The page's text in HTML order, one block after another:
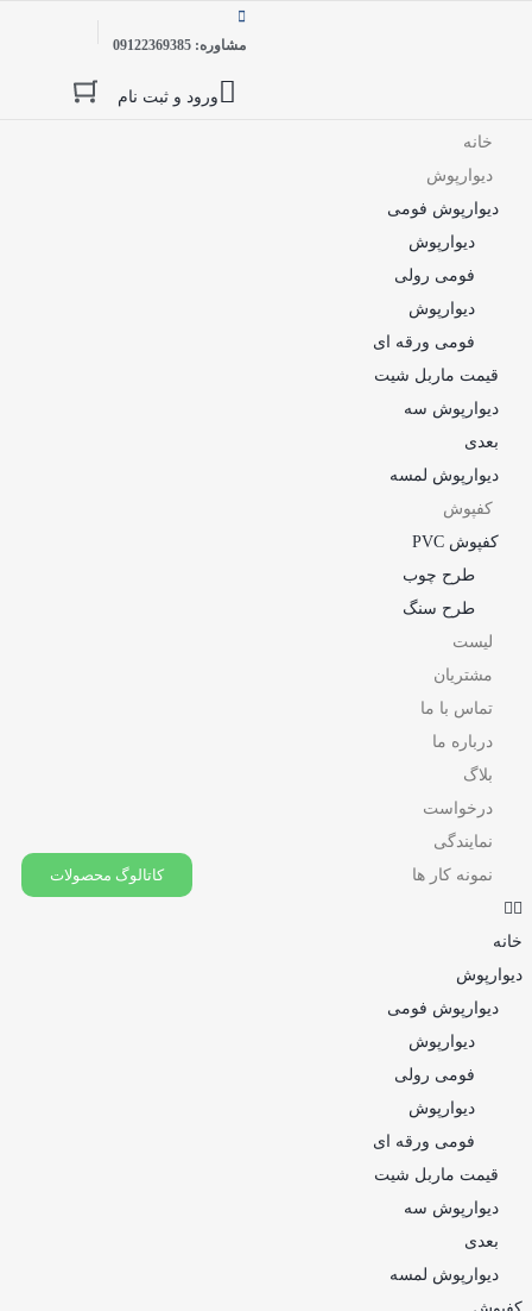
مشاوره: 09122369385
ورود و ثبت نام
خانه
دیوارپوش
دیوارپوش فومی
دیوارپوش
فومی رولی
دیوارپوش
فومی ورقه ای
قیمت ماربل شیت
دیوارپوش سه
بعدی
دیوارپوش لمسه
کفپوش
کفپوش PVC
طرح چوب
طرح سنگ
لیست
مشتریان
تماس با ما
درباره ما
بلاگ
درخواست
نمایندگی
نمونه کار ها
خانه
دیوارپوش
دیوارپوش فومی
دیوارپوش
فومی رولی
دیوارپوش
فومی ورقه ای
قیمت ماربل شیت
دیوارپوش سه
بعدی
دیوارپوش لمسه
کاتالوگ محصولات